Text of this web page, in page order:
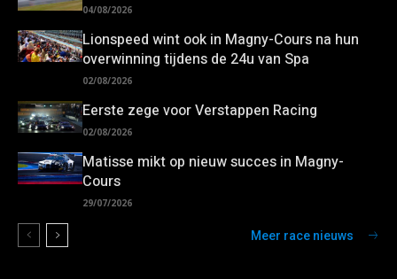
04/08/2026
Lionspeed wint ook in Magny-Cours na hun
overwinning tijdens de 24u van Spa
02/08/2026
Eerste zege voor Verstappen Racing
02/08/2026
Matisse mikt op nieuw succes in Magny-
Cours
29/07/2026
Meer race nieuws